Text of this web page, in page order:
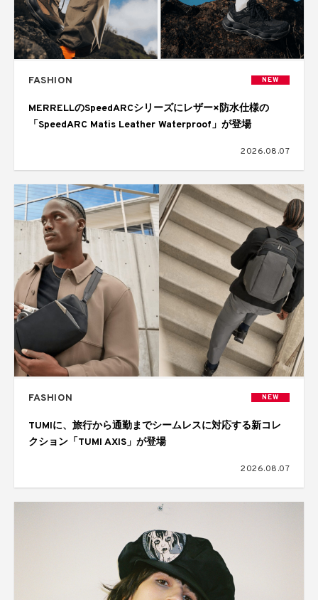
FASHION NEW
MERRELLのSpeedARCシリーズにレザー×防水仕様の
「SpeedARC Matis Leather Waterproof」が登場
2026.08.07
FASHION NEW
TUMIに、旅行から通勤までシームレスに対応する新コレ
クション「TUMI AXIS」が登場
2026.08.07